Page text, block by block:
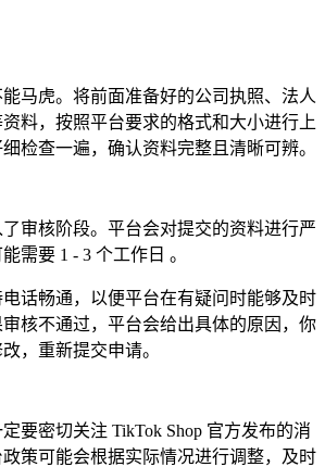
能马虎。将前面准备好的公司执照、法人
料，按照平台要求的格式和大小进行上
检查一遍，确认资料完整且清晰可辨。
审核阶段。平台会对提交的资料进行严
需要 1 - 3 个工作日 。
话畅通，以便平台在有疑问时能够及时
核不通过，平台会给出具体的原因，你
，重新提交申请。
要密切关注 TikTok Shop 官方发布的消
策可能会根据实际情况进行调整，及时